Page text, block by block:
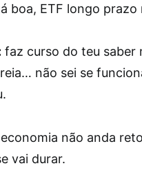
boa, ETF longo prazo
faz curso do teu saber
não sei se
não anda
vai durar.